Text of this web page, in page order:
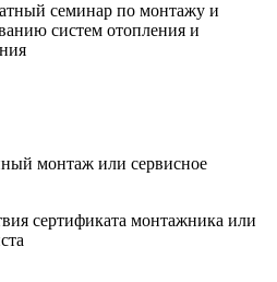
семинар по монтажу и
систем отопления и
монтаж или сервисное
сертификата монтажника или